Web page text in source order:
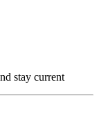
stay current